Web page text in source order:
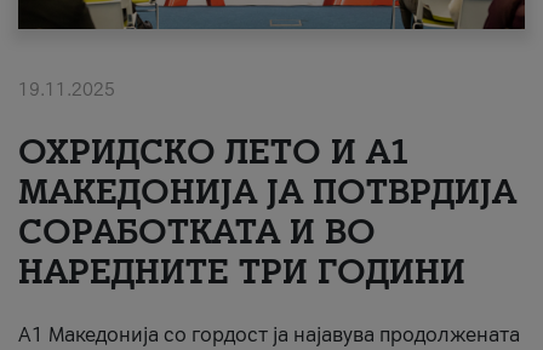
Надополни кредит
#ПодобарОнлајн
19.11.2025
ОХРИДСКО ЛЕТО И A1
МАКЕДОНИЈА ЈА ПОТВРДИЈА
СОРАБОТКАТА И ВО
НАРЕДНИТЕ ТРИ ГОДИНИ
A1 Македонија со гордост ја најавува продолжената